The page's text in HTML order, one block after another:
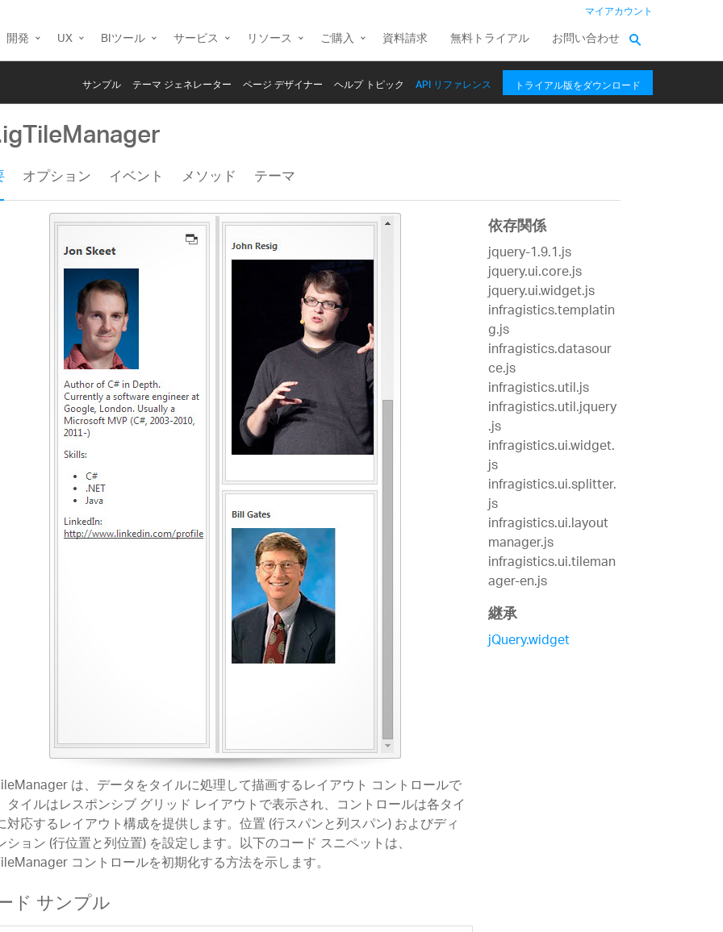
マイアカウント
開発 UX BIツール サービス リソース ご購入 資料請求 無料トライアル お問い合わせ
サンプル テーマ ジェネレーター ページ デザイナー ヘルプ トピック API リファレンス トライアル版をダウンロード
オプション イベント メソッド テーマ
は、データをタイルに処理して描画するレイアウト コントロールで
タイルはレスポンシブ グリッド レイアウトで表示され、コントロールは各タイ
対応するレイアウト構成を提供します。位置 (行スパンと列スパン) およびディ
ション (行位置と列位置) を設定します。以下のコード スニペットは、
コントロールを初期化する方法を示します。
ド サンプル
依存関係
jquery-1.9.1.js
jquery.ui.core.js
jquery.ui.widget.js
infragistics.templatin
g.js
infragistics.datasour
ce.js
infragistics.util.js
infragistics.util.jquery
.js
infragistics.ui.widget.
js
infragistics.ui.splitter.
js
infragistics.ui.layout
manager.js
infragistics.ui.tileman
ager-en.js
継承
jQuery.widget